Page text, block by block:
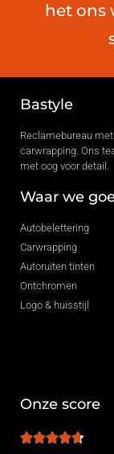
het ons
Bastyle
Reclamebureau
carwrapping. Ons
met oog voor detail.
Waar we
Autobelettering
Carwrapping
Autoruiten tinten
Ontchromen
Logo & huisstijl
Onze score